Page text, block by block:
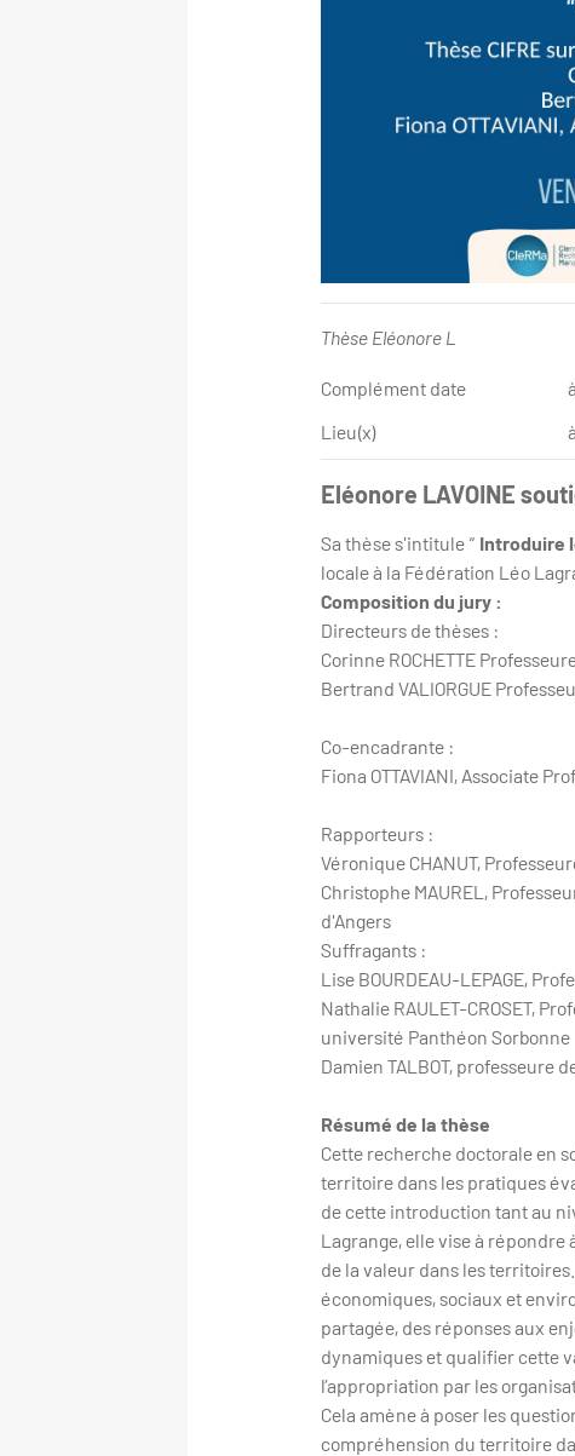
Thèse Eléonore L
Complément date
Lieu(x)
Eléonore LAVOINE
Sa thèse s'intitule “ Introduire
locale à la Fédération Léo
Composition du jury :
Directeurs de thèses :
Corinne ROCHETTE
Bertrand VALIORGUE
Co-encadrante :
Fiona OTTAVIANI, Associate
Rapporteurs :
Véronique CHANUT,
Christophe MAUREL,
d'Angers
Suffragants :
Lise BOURDEAU-LEPAGE,
Nathalie RAULET-CROSET,
université Panthéon Sorbonne
Damien TALBOT, professeure
Résumé de la thèse
Cette recherche doctorale en
territoire dans les pratiques
de cette introduction tant au
Lagrange, elle vise à
de la valeur dans les
économiques, sociaux et
partagée, des réponses aux
dynamiques et qualifier cette
l’appropriation par les
Cela amène à poser les
compréhension du territoire